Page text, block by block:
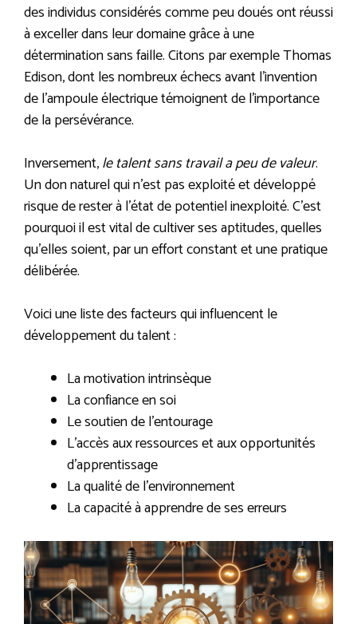
des individus considérés comme peu doués ont réussi
à exceller dans leur domaine grâce à une
détermination sans faille. Citons par exemple Thomas
Edison, dont les nombreux échecs avant l’invention
de l’ampoule électrique témoignent de l’importance
de la persévérance.
Inversement,le talent sans travail a peu de valeur.
Un don naturel qui n’est pas exploité et développé
risque de rester à l’état de potentiel inexploité. C’est
pourquoi il est vital de cultiver ses aptitudes, quelles
qu’elles soient, par un effort constant et une pratique
délibérée.
Voici une liste des facteurs qui influencent le
développement du talent :
La motivation intrinsèque
La confiance en soi
Le soutien de l’entourage
L’accès aux ressources et aux opportunités
d’apprentissage
La qualité de l’environnement
La capacité à apprendre de ses erreurs